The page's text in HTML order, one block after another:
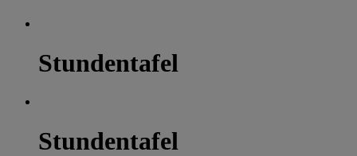
Stundentafel
Stundentafel